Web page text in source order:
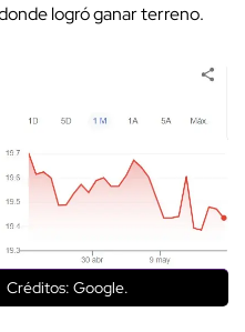
logró ganar terreno.
Créditos: Google.